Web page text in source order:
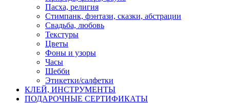
Пасха, религия
Стимпанк, фэнтази, сказки, абстрации
Свадьба, любовь
Текстуры
Цветы
Фоны и узоры
Часы
Шебби
Этикетки/салфетки
КЛЕЙ, ИНСТРУМЕНТЫ
ПОДАРОЧНЫЕ СЕРТИФИКАТЫ